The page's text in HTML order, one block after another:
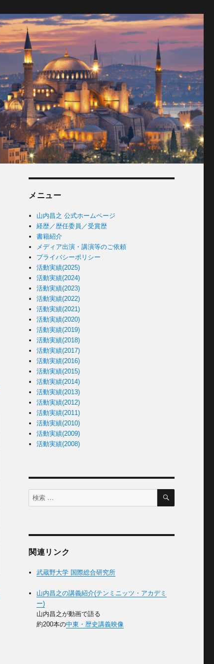
メニュー
山内昌之 公式ホームページ
経歴／歴任委員／受賞歴
書籍紹介
メディア出演・講演等のご依頼
プライバシーポリシー
活動実績(2025)
活動実績(2024)
活動実績(2023)
活動実績(2022)
活動実績(2021)
活動実績(2020)
活動実績(2019)
活動実績(2018)
活動実績(2017)
活動実績(2016)
活動実績(2015)
活動実績(2014)
活動実績(2013)
活動実績(2012)
活動実績(2011)
活動実績(2010)
活動実績(2009)
活動実績(2008)
検
索
検
関連リンク
武蔵野大学 国際総合研究所
山内昌之の講義紹介(テンミニッツ・アカデミ
ー)
山内昌之が動画で語る
約200本の中東・歴史講義映像